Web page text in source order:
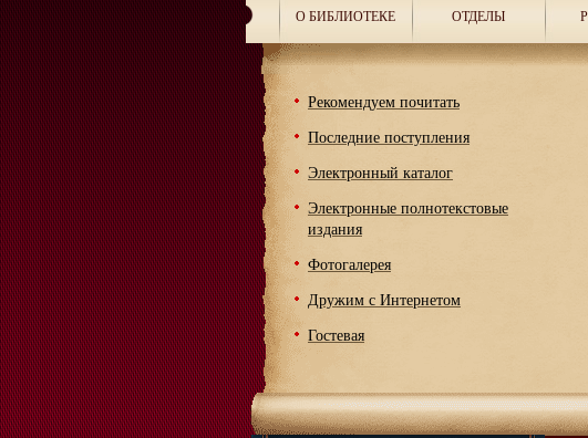
О БИБЛИОТЕКЕ ОТДЕЛЫ
Рекомендуем почитать
Последние поступления
Электронный каталог
Электронные полнотекстовые
издания
Фотогалерея
Дружим с Интернетом
Гостевая